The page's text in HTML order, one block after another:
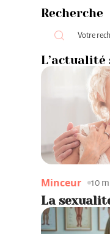
Recherche
L’actualité
Minceur 10
La